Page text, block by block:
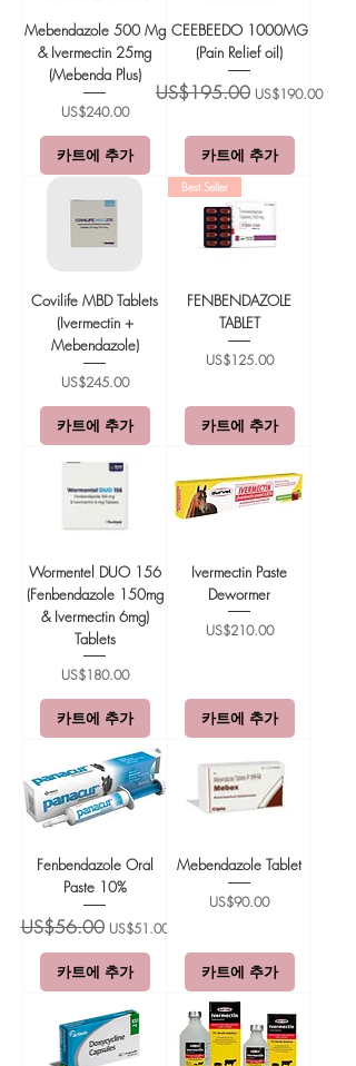
Mebendazole 500 Mg
& Ivermectin 25mg
(Mebenda Plus)
가격
US$240.00
카트에 추가
CEEBEEDO 1000MG
(Pain Relief oil)
일반가
US$195.00 할인가
US$190.00
카트에 추가
Covilife MBD Tablets
(Ivermectin +
Mebendazole)
가격
US$245.00
카트에 추가
Best Seller
FENBENDAZOLE
TABLET
가격
US$125.00
카트에 추가
Wormentel DUO 156
(Fenbendazole 150mg
& Ivermectin 6mg)
Tablets
가격
US$180.00
카트에 추가
Ivermectin Paste
Dewormer
가격
US$210.00
카트에 추가
Fenbendazole Oral
Paste 10%
일반가
US$56.00 할인가
US$51.00
카트에 추가
Mebendazole Tablet
가격
US$90.00
카트에 추가